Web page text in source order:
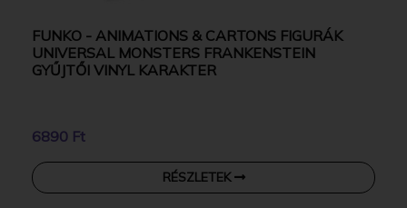
FUNKO - ANIMATIONS & CARTONS FIGURÁK
UNIVERSAL MONSTERS FRANKENSTEIN
GYŰJTŐI VINYL KARAKTER
6890 Ft
RÉSZLETEK